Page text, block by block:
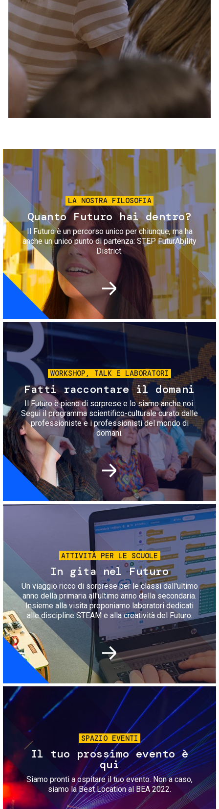
Servizi e accessibilità
Contatti
FAQ
Biglietti
Immagine
LA NOSTRA FILOSOFIA
Quanto Futuro hai dentro?
Il Futuro è un percorso unico per chiunque, ma ha
anche un unico punto di partenza: STEP FuturAbility
District.
Immagine
WORKSHOP, TALK E LABORATORI
Fatti raccontare il domani
Il Futuro è pieno di sorprese e lo siamo anche noi.
Segui il programma scientifico-culturale curato dalle
professioniste e i professionisti del mondo di
domani.
Immagine
ATTIVITÀ PER LE SCUOLE
In gita nel Futuro
Un viaggio ricco di sorprese per le classi dall'ultimo
anno della primaria all'ultimo anno della secondaria.
Insieme alla visita proponiamo laboratori dedicati
alle discipline STEAM e alla creatività del Futuro.
Immagine
SPAZIO EVENTI
Il tuo prossimo evento è
qui
Siamo pronti a ospitare il tuo evento. Non a caso,
siamo la Best Location al BEA 2022.